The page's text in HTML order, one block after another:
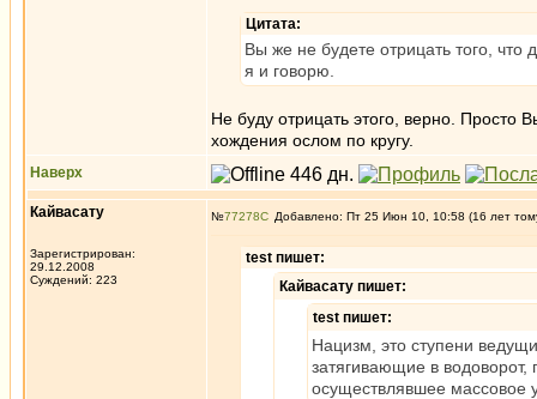
Цитата:
Вы же не будете отрицать того,
я и говорю.
Не буду отрицать этого, верно. Просто
хождения ослом по кругу.
Наверх
Кайвасату
Зарегистрирован:
29.12.2008
Суждений: 223
№77278 Добавлено: Пт 25 Июн 10, 10:58 (16 лет
test пишет:
Кайвасату пишет:
test пишет:
Нацизм, это ступени
затягивающие в
осуществлявшее массовое